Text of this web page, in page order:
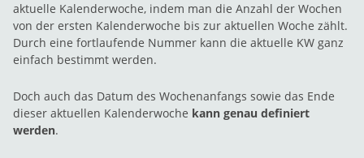
aktuelle Kalenderwoche, indem man die Anzahl der Wochen
von der ersten Kalenderwoche bis zur aktuellen Woche zählt.
Durch eine fortlaufende Nummer kann die aktuelle KW ganz
einfach bestimmt werden.
Doch auch das Datum des Wochenanfangs sowie das Ende
dieser aktuellen Kalenderwoche kann genau definiert
werden.